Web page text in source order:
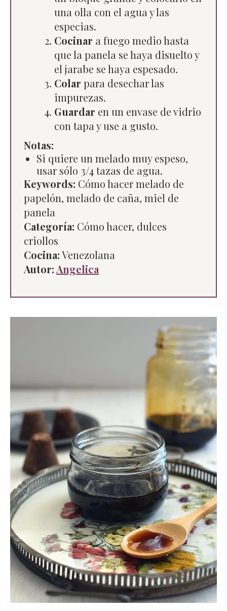
una olla con el agua y las
especias.
Cocinar a fuego medio hasta
que la panela se haya disuelto y
el jarabe se haya espesado.
Colar para desechar las
impurezas.
Guardar en un envase de vidrio
con tapa y use a gusto.
Notas:
Si quiere un melado muy espeso,
usar sólo 3/4 tazas de agua.
Keywords: Cómo hacer melado de
papelón, melado de caña, miel de
panela
Categoría: Cómo hacer, dulces
criollos
Cocina:Venezolana
Autor:Angelica